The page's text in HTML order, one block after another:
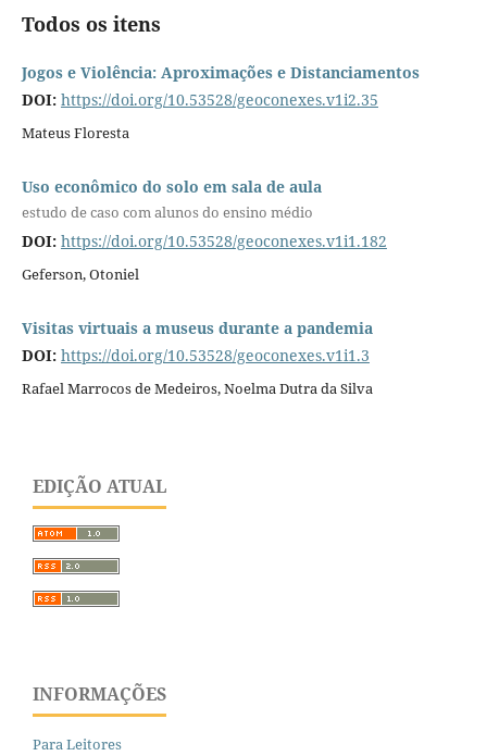
Todos os itens
Jogos e Violência: Aproximações e Distanciamentos
DOI: https://doi.org/10.53528/geoconexes.v1i2.35
Mateus Floresta
Uso econômico do solo em sala de aula
estudo de caso com alunos do ensino médio
DOI: https://doi.org/10.53528/geoconexes.v1i1.182
Geferson, Otoniel
Visitas virtuais a museus durante a pandemia
DOI: https://doi.org/10.53528/geoconexes.v1i1.3
Rafael Marrocos de Medeiros, Noelma Dutra da Silva
EDIÇÃO ATUAL
INFORMAÇÕES
Para Leitores